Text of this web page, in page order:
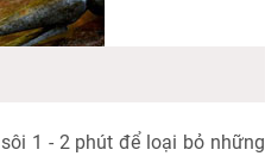
1 - 2 phút để loại bỏ những